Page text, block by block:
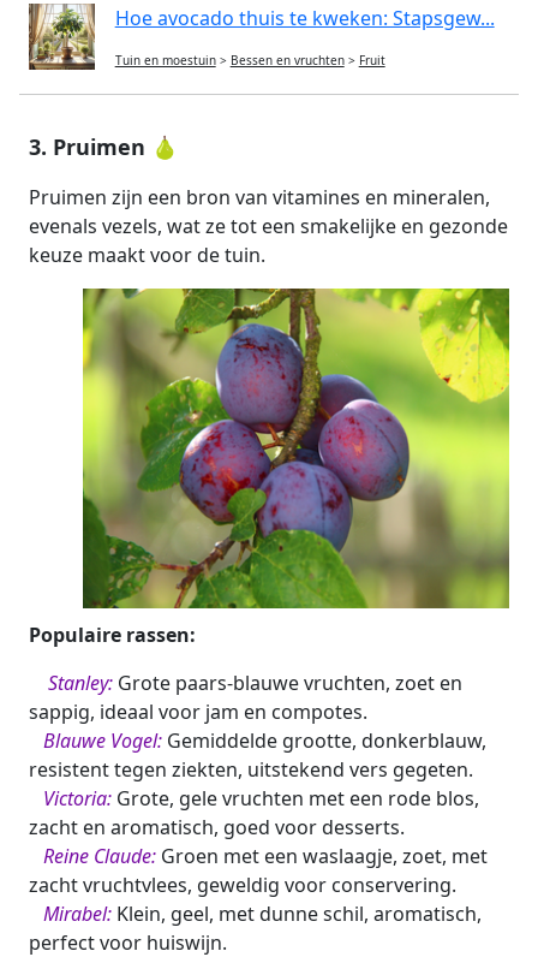
Hoe avocado thuis te kweken: Stapsgew...
Tuin en moestuin > Bessen en vruchten > Fruit
3. Pruimen 🍐
Pruimen zijn een bron van vitamines en mineralen,
evenals vezels, wat ze tot een smakelijke en gezonde
keuze maakt voor de tuin.
Populaire rassen:
Stanley: Grote paars-blauwe vruchten, zoet en
sappig, ideaal voor jam en compotes.
Blauwe Vogel: Gemiddelde grootte, donkerblauw,
resistent tegen ziekten, uitstekend vers gegeten.
Victoria: Grote, gele vruchten met een rode blos,
zacht en aromatisch, goed voor desserts.
Reine Claude: Groen met een waslaagje, zoet, met
zacht vruchtvlees, geweldig voor conservering.
Mirabel: Klein, geel, met dunne schil, aromatisch,
perfect voor huiswijn.